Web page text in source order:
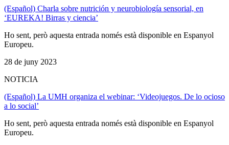
(Español) Charla sobre nutrición y neurobiología sensorial, en
‘EUREKA! Birras y ciencia’
Ho sent, però aquesta entrada només està disponible en Espanyol
Europeu.
28 de juny 2023
NOTICIA
(Español) La UMH organiza el webinar: ‘Videojuegos. De lo ocioso
a lo social’
Ho sent, però aquesta entrada només està disponible en Espanyol
Europeu.